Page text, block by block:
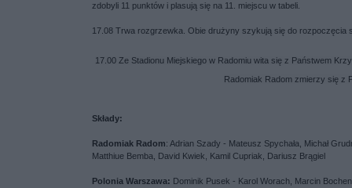
zdobyli 11 punktów i plasują się na 11. miejscu w tabeli.
17.08 Trwa rozgrzewka. Obie drużyny szykują się do rozpoczęcia
17.00 Ze Stadionu Miejskiego w Radomiu wita się z Państwem
Radomiak Radom zmierzy się z
Składy:
Radomiak Radom: Adrian Szady - Mateusz Spychała, Michał
Matthiue Bemba, David Kwiek, Kamil Cupriak, Dariusz Brągiel
Polonia Warszawa: Dominik Pusek - Karol Worach, Marcin